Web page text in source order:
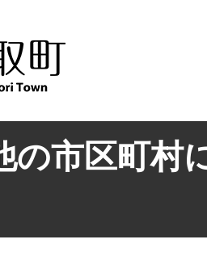
の市区町村